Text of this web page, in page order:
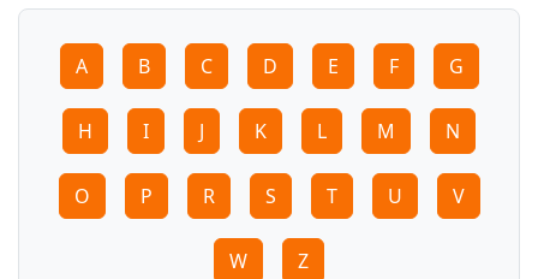
A B C D E F G
H I J K L M N
O P R S T U V
W Z